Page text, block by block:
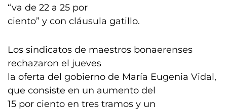
“va de 22 a 25 por
ciento” y con cláusula gatillo.
Los sindicatos de maestros bonaerenses
rechazaron el jueves
la oferta del gobierno de María Eugenia Vidal,
que consiste en un aumento del
15 por ciento en tres tramos y un